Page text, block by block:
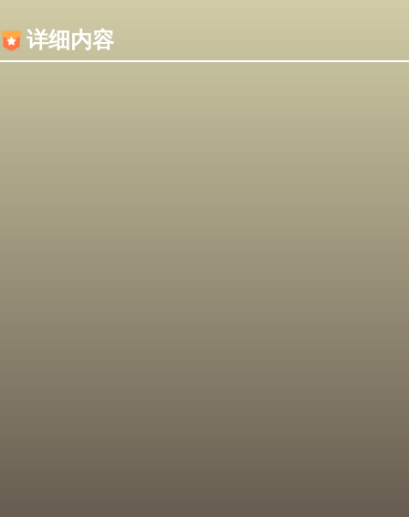
详细内容